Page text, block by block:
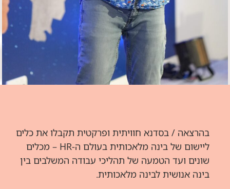
בהרצאה / בסדנא חוויתית ופרקטית תקבלו את כלים
ליישום של בינה מלאכותית בעולם ה-HR – מכלים
שונים ועד הטמעה של תהליכי עבודה המשלבים בין
בינה אנושית לבינה מלאכותית.